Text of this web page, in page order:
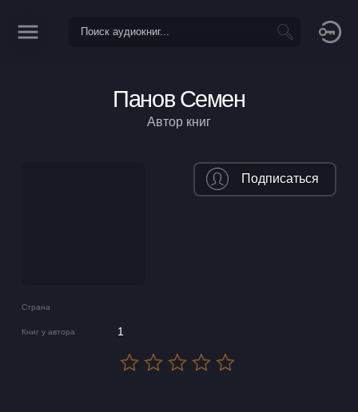
Панов Семен
Автор книг
Страна
Книг у автора 1
Подписаться